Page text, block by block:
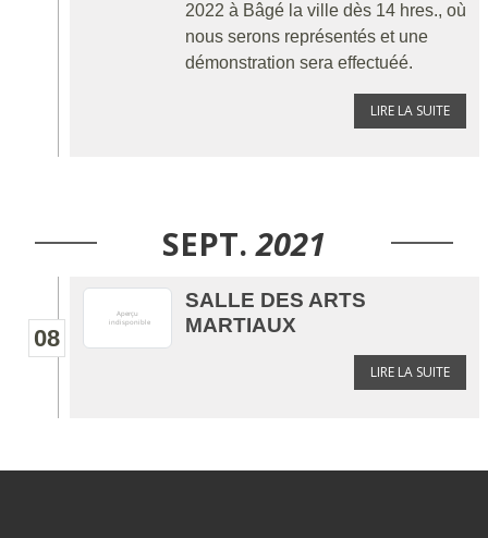
2022 à Bâgé la ville dès 14 hres., où
nous serons représentés et une
démonstration sera effectuéé.
LIRE LA SUITE
SEPT. 2021
08
SALLE DES ARTS
MARTIAUX
LIRE LA SUITE